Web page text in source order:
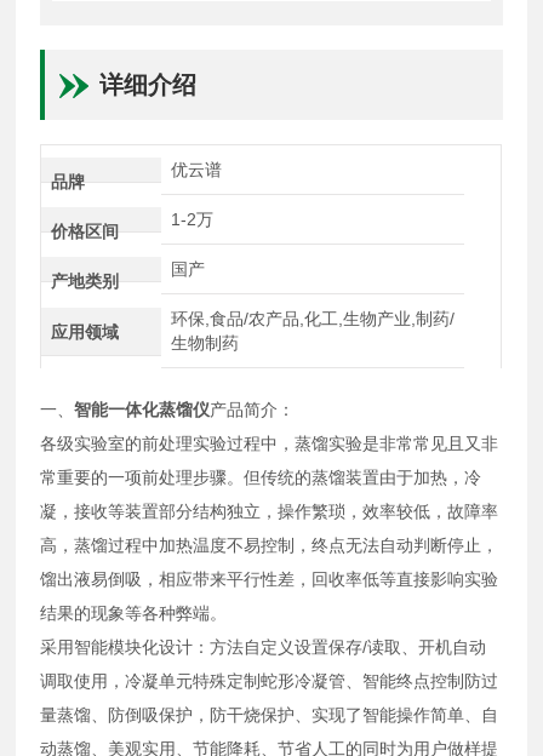
详细介绍
品牌
优云谱
价格区间
1-2万
产地类别
国产
应用领域
环保,食品/农产品,化工,生物产业,制药/
生物制药
一、智能一体化蒸馏仪产品简介：
各级实验室的前处理实验过程中，蒸馏实验是非常常见且又非
常重要的一项前处理步骤。但传统的蒸馏装置由于加热，冷
凝，接收等装置部分结构独立，操作繁琐，效率较低，故障率
高，蒸馏过程中加热温度不易控制，终点无法自动判断停止，
馏出液易倒吸，相应带来平行性差，回收率低等直接影响实验
结果的现象等各种弊端。
采用智能模块化设计：方法自定义设置保存/读取、开机自动
调取使用，冷凝单元特殊定制蛇形冷凝管、智能终点控制防过
量蒸馏、防倒吸保护，防干烧保护、实现了智能操作简单、自
动蒸馏、美观实用、节能降耗、节省人工的同时为用户做样提